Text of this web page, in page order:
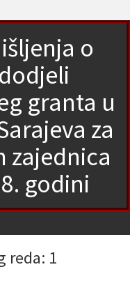
o
granta u
za
zajednica
godini
reda: 1